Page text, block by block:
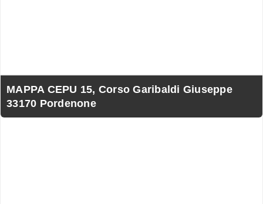
MAPPA CEPU 15, Corso Garibaldi Giuseppe
33170 Pordenone